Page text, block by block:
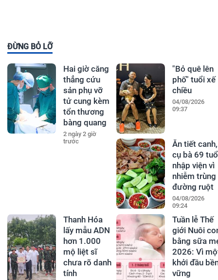
ĐỪNG BỎ LỠ
Hai giờ căng
thẳng cứu
sản phụ vỡ
tử cung kèm
tổn thương
bàng quang
2 ngày 2 giờ
trước
"Bỏ quê lên
phố" tuổi xế
chiều
04/08/2026
09:37
Ăn tiết canh,
cụ bà 69
nhập viện vì
nhiễm trùng
đường ruột
04/08/2026
09:24
Thanh Hóa
lấy mẫu ADN
hơn 1.000
mộ liệt sĩ
chưa rõ danh
tính
Tuần lễ Thế
giới Nuôi
bằng sữa
2026: Vì
khởi đầu
vững